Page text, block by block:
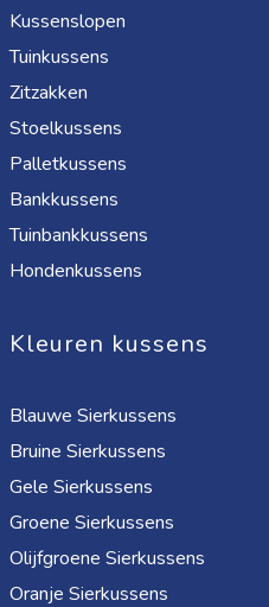
Kussenslopen
Tuinkussens
Zitzakken
Stoelkussens
Palletkussens
Bankkussens
Tuinbankkussens
Hondenkussens
Kleuren kussens
Blauwe Sierkussens
Bruine Sierkussens
Gele Sierkussens
Groene Sierkussens
Olijfgroene Sierkussens
Oranje Sierkussens